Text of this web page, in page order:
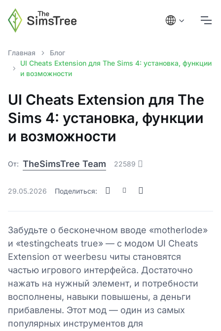
Главная
Блог
UI Cheats Extension для The Sims 4: установка, функции
и возможности
UI Cheats Extension для The
Sims 4: установка, функции
и возможности
От: TheSimsTree Team 22589
29.05.2026 Поделиться:
Забудьте о бесконечном вводе «motherlode»
и «testingcheats true» — с модом UI Cheats
Extension от weerbesu читы становятся
частью игрового интерфейса. Достаточно
нажать на нужный элемент, и потребности
восполнены, навыки повышены, а деньги
прибавлены. Этот мод — один из самых
популярных инструментов для